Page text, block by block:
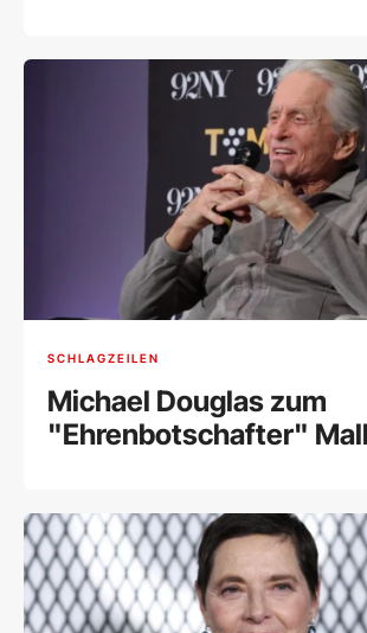
SCHLAGZEILEN
Michael Douglas zum
"Ehrenbotschafter"